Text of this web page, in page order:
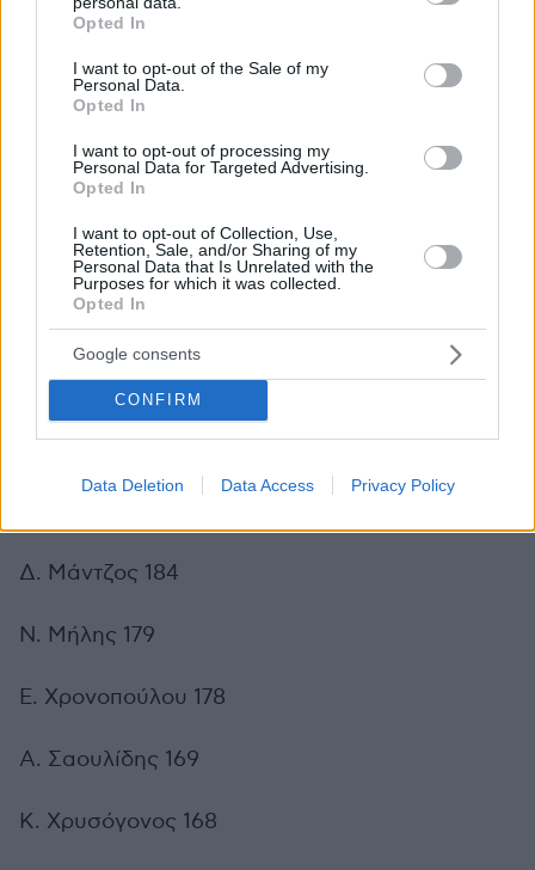
grant or deny consent to Google and its third-party tags to
use your data for below specified purposes in below Google
consent section.
Opted In
I want to opt-out of the Sale of my
Personal Data.
Opted In
I want to opt-out of processing my
Personal Data for Targeted Advertising.
Opted In
I want to opt-out of Collection, Use,
Retention, Sale, and/or Sharing of my
Personal Data that Is Unrelated with the
Purposes for which it was collected.
Opted In
Google consents
CONFIRM
Data Deletion Data Access Privacy Policy
Συμβουλίου, τα περισσότερα στελέχη της
παπανδρεϊκής πλευράς από την Κεντρική
συμμετείχε και ο Γιώργος Παπανδρέου- σε
μπαράκι της Νέας Φιλοθέης. Η συζήτηση ήταν
εφ’ όλης της ύλης και σχεδόν καθόλου για
εσωκομματικά ζητήματα- για παράδειγμα
αντάλλασσαν απόψεις για τις διεθνείς
εξελίξεις και την ενεργειακή ακρίβεια.
- Η τελική κατάταξη της σταυροδοσίας των
μελών του Πολιτικού Συμβουλίου έχει ως εξής
315 ψηφισάντων:
Δ. Μάντζος 184
Ν. Μήλης 179
Ε. Χρονοπούλου 178
Α. Σαουλίδης 169
Κ. Χρυσόγονος 168